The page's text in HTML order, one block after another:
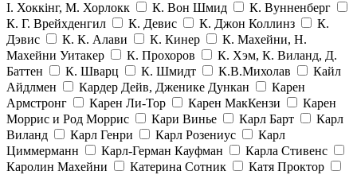
І. Хоккінг, М. Хорлокк
К. Вон Шмид
К. Вунненберг
К. Г. Врейхденгил
К. Девис К. Джон Коллинз
К.
Дэвис
К. К. Алави К. Кинер
К. Махейни, Н.
Махейни Уитакер
К. Прохоров
К. Хэм, К. Виланд, Д.
Баттен
К. Шварц К. Шмидт К.В.Михолав
Кайл
Айдлмен
Кардер Дейв, Дженике Дункан
Карен
Армстронг
Карен Ли-Тор Карен МакКензи
Карен
Моррис и Род Моррис
Кари Винье Карл Барт
Карл
Виланд
Карл Генри Карл Розениус
Карл
Циммерманн
Карл-Герман Кауфман
Карла Стивенс
Каролин Махейни
Катерина Сотник
Катя Проктор